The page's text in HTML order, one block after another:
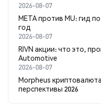
2026-08-07
META против MU: гид
год
2026-08-07
RIVN акции: что это,
Automotive
2026-08-07
Morpheus
перспективы 2026